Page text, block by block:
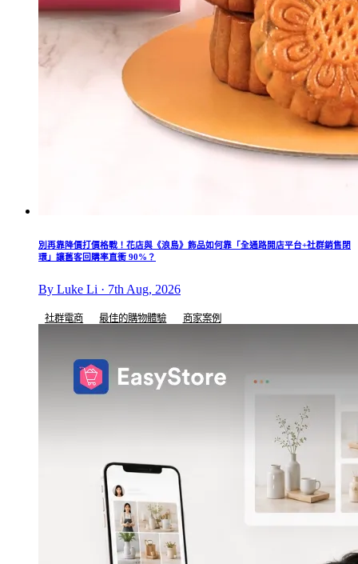
別再靠降價打價格戰！花店與《浪島》飾品如何靠「全通路開店平台+社群銷售閉
環」讓舊客回購率直衝 90%？
By Luke Li · 7th Aug, 2026
社群電商 最佳的購物體驗 商家案例